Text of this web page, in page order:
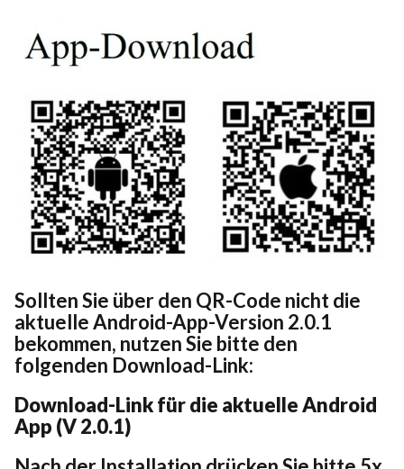
Sollten Sie über den QR-Code nicht die
aktuelle Android-App-Version 2.0.1
bekommen, nutzen Sie bitte den
folgenden Download-Link:
Download-Link für die aktuelle Android
App (V 2.0.1)